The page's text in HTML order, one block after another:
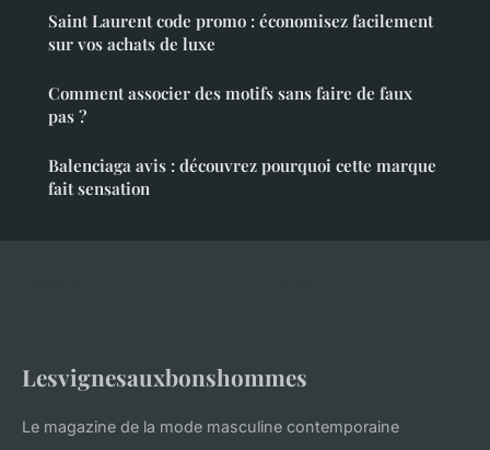
Saint Laurent code promo : économisez facilement
sur vos achats de luxe
Comment associer des motifs sans faire de faux
pas ?
Balenciaga avis : découvrez pourquoi cette marque
fait sensation
Lesvignesauxbonshommes
Le magazine de la mode masculine contemporaine